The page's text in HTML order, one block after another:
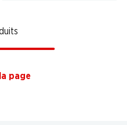
page